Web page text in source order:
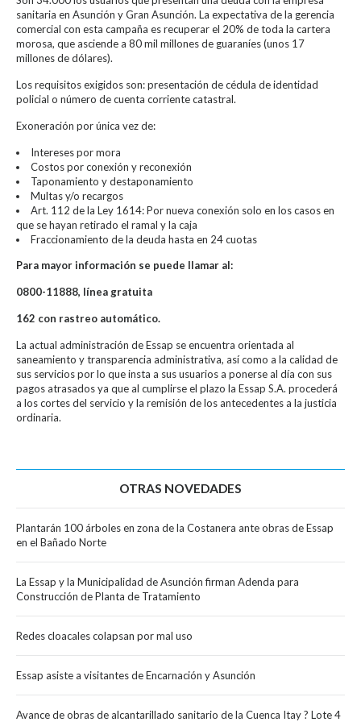
sanitaria en Asunción y Gran Asunción. La expectativa de la gerencia
comercial con esta campaña es recuperar el 20% de toda la cartera
morosa, que asciende a 80 mil millones de guaraníes (unos 17
millones de dólares).
Los requisitos exigidos son: presentación de cédula de identidad
policial o número de cuenta corriente catastral.
Exoneración por única vez de:
Intereses por mora
Costos por conexión y reconexión
Taponamiento y destaponamiento
Multas y/o recargos
Art. 112 de la Ley 1614: Por nueva conexión solo en los casos en
que se hayan retirado el ramal y la caja
Fraccionamiento de la deuda hasta en 24 cuotas
Para mayor información se puede llamar al:
0800-11888, línea gratuita
162 con rastreo automático.
La actual administración de Essap se encuentra orientada al
saneamiento y transparencia administrativa, así como a la calidad de
sus servicios por lo que insta a sus usuarios a ponerse al día con sus
pagos atrasados ya que al cumplirse el plazo la Essap S.A. procederá
a los cortes del servicio y la remisión de los antecedentes a la justicia
ordinaria.
OTRAS NOVEDADES
Plantarán 100 árboles en zona de la Costanera ante obras de Essap
en el Bañado Norte
La Essap y la Municipalidad de Asunción firman Adenda para
Construcción de Planta de Tratamiento
Redes cloacales colapsan por mal uso
Essap asiste a visitantes de Encarnación y Asunción
Avance de obras de alcantarillado sanitario de la Cuenca Itay ? Lote 4